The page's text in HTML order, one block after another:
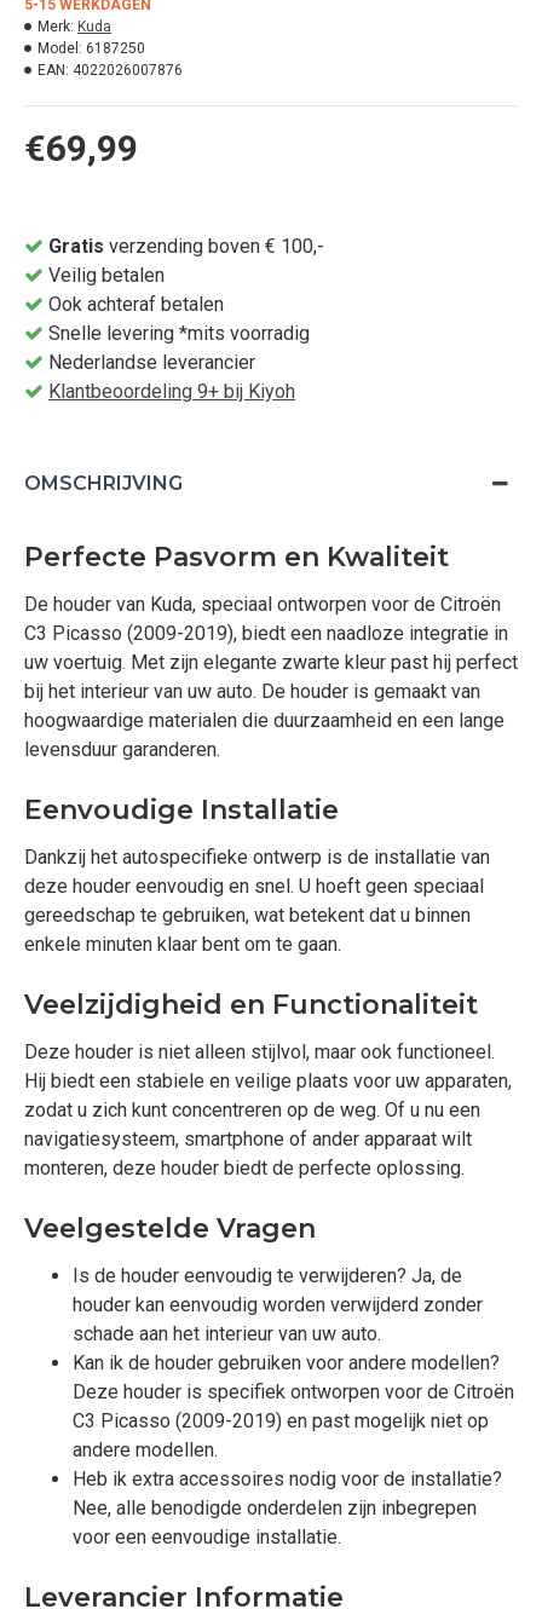
€69,99
5-15 WERKDAGEN
Merk: Kuda
Model: 6187250
EAN: 4022026007876
Gratis verzending boven € 100,-
Veilig betalen
Ook achteraf betalen
Snelle levering *mits voorradig
Nederlandse leverancier
Klantbeoordeling 9+ bij Kiyoh
OMSCHRIJVING
Perfecte Pasvorm en Kwaliteit
De houder van Kuda, speciaal ontworpen voor de Citroën
C3 Picasso (2009-2019), biedt een naadloze integratie in
uw voertuig. Met zijn elegante zwarte kleur past hij perfect
bij het interieur van uw auto. De houder is gemaakt van
hoogwaardige materialen die duurzaamheid en een lange
levensduur garanderen.
Eenvoudige Installatie
Dankzij het autospecifieke ontwerp is de installatie van
deze houder eenvoudig en snel. U hoeft geen speciaal
gereedschap te gebruiken, wat betekent dat u binnen
enkele minuten klaar bent om te gaan.
Veelzijdigheid en Functionaliteit
Deze houder is niet alleen stijlvol, maar ook functioneel.
Hij biedt een stabiele en veilige plaats voor uw apparaten,
zodat u zich kunt concentreren op de weg. Of u nu een
navigatiesysteem, smartphone of ander apparaat wilt
monteren, deze houder biedt de perfecte oplossing.
Veelgestelde Vragen
Is de houder eenvoudig te verwijderen? Ja, de
houder kan eenvoudig worden verwijderd zonder
schade aan het interieur van uw auto.
Kan ik de houder gebruiken voor andere modellen?
Deze houder is specifiek ontworpen voor de Citroën
C3 Picasso (2009-2019) en past mogelijk niet op
andere modellen.
Heb ik extra accessoires nodig voor de installatie?
Nee, alle benodigde onderdelen zijn inbegrepen
voor een eenvoudige installatie.
Leverancier Informatie